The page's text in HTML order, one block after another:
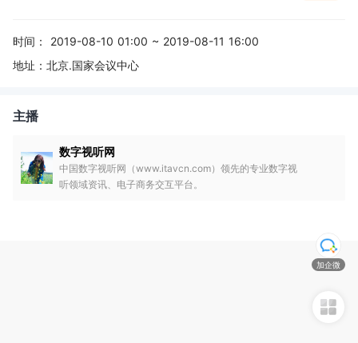
时间：
2019-08-10 01:00 ~ 2019-08-11 16:00
地址： 北京.国家会议中心
主播
数字视听网
中国数字视听网（www.itavcn.com）领先的专业数字视
听领域资讯、电子商务交互平台。
加企微